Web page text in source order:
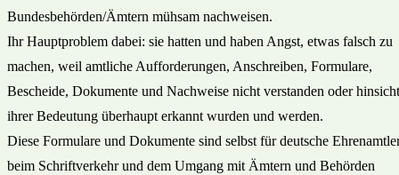
Bundesbehörden/Ämtern mühsam nachweisen.
Ihr Hauptproblem dabei: sie hatten und haben Angst, etwas falsch zu
machen, weil amtliche Aufforderungen, Anschreiben, Formulare,
Bescheide, Dokumente und Nachweise nicht verstanden oder
ihrer Bedeutung überhaupt erkannt wurden und werden.
Diese Formulare und Dokumente sind selbst für deutsche
beim Schriftverkehr und dem Umgang mit Ämtern und Behörden